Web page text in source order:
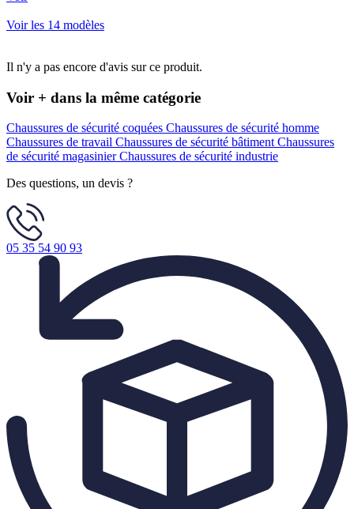
Voir les 14 modèles
Il n'y a pas encore d'avis sur ce produit.
Voir + dans la même catégorie
Chaussures de sécurité coquées Chaussures de sécurité homme
Chaussures de travail Chaussures de sécurité bâtimentChaussures
de sécurité magasinierChaussures de sécurité industrie
Des questions, un devis ?
05 35 54 90 93